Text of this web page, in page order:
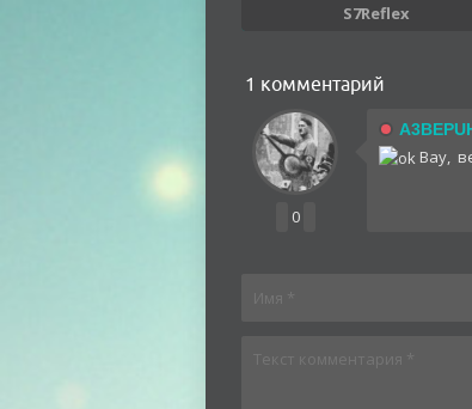
S7Reflex
1 комментарий
0
Вау,